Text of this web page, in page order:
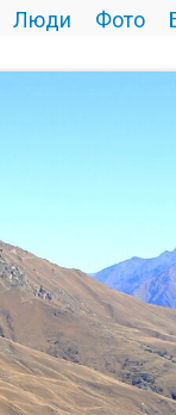
Люди Фото